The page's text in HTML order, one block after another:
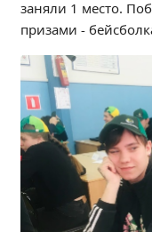
Всероссийское
СВЕДЕНИЯ ОБ
Основные
Структура и
организацией
Документы
Образование
заняли 1 место.
призами -